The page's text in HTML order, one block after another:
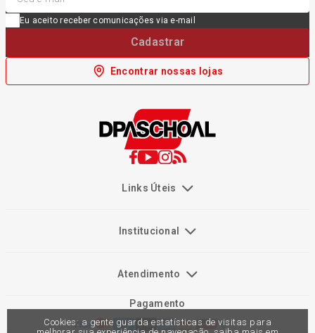
Cookies: a gente guarda estatísticas de visitas para
Eu aceito receber comunicações via e-mail
Cadastrar
Encontrar nossas lojas
Links Úteis
Institucional
Atendimento
Pagamento